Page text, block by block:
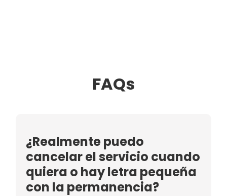
FAQs
¿Realmente puedo
cancelar el servicio cuando
quiera o hay letra pequeña
con la permanencia?